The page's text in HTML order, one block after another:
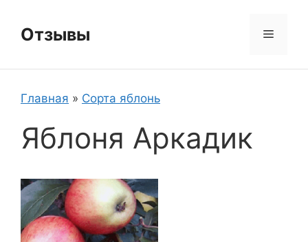
содержимому
Отзывы Меню
Главная » Сорта яблонь
Яблоня Аркадик